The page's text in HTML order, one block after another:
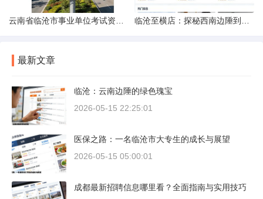
最新文章
临沧：云南边陲的绿色瑰宝
2026-05-15 22:25:01
医保之路：一名临沧市大专生的成长与展望
2026-05-15 05:00:01
成都最新招聘信息哪里看？全面指南与实用技巧